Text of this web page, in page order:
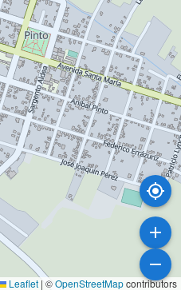
Leaflet | ©OpenStreetMapcontributors